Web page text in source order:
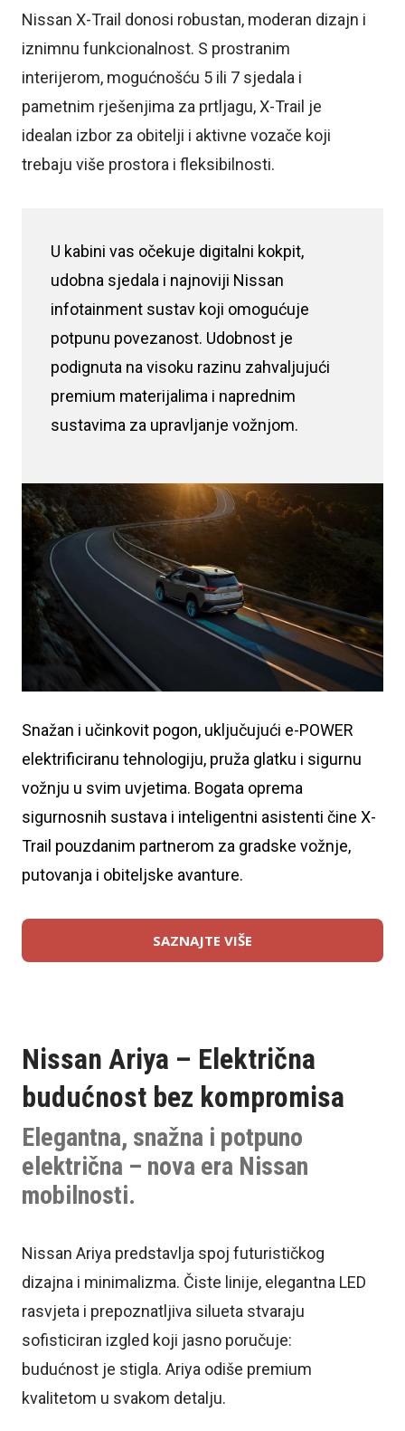
Nissan X-Trail donosi robustan, moderan dizajn i
iznimnu funkcionalnost. S prostranim
interijerom, mogućnošću 5 ili 7 sjedala i
pametnim rješenjima za prtljagu, X-Trail je
idealan izbor za obitelji i aktivne vozače koji
trebaju više prostora i fleksibilnosti.
U kabini vas očekuje digitalni kokpit,
udobna sjedala i najnoviji Nissan
infotainment sustav koji omogućuje
potpunu povezanost. Udobnost je
podignuta na visoku razinu zahvaljujući
premium materijalima i naprednim
sustavima za upravljanje vožnjom.
Snažan i učinkovit pogon, uključujući e-POWER
elektrificiranu tehnologiju, pruža glatku i sigurnu
vožnju u svim uvjetima. Bogata oprema
sigurnosnih sustava i inteligentni asistenti čine X-
Trail pouzdanim partnerom za gradske vožnje,
putovanja i obiteljske avanture.
SAZNAJTE VIŠE
Nissan Ariya – Električna
budućnost bez kompromisa
Elegantna, snažna i potpuno
električna – nova era Nissan
mobilnosti.
Nissan Ariya predstavlja spoj futurističkog
dizajna i minimalizma. Čiste linije, elegantna LED
rasvjeta i prepoznatljiva silueta stvaraju
sofisticiran izgled koji jasno poručuje:
budućnost je stigla. Ariya odiše premium
kvalitetom u svakom detalju.